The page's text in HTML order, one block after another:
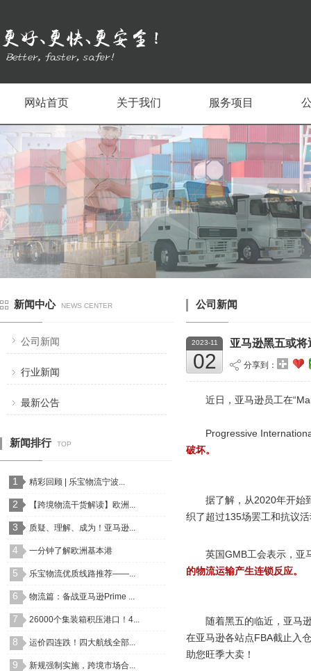
网站首页 关于我们 服务项目
新闻中心 NEWS CENTER
公司新闻
行业新闻
最新公告
新闻排行 TOP
1 精彩回顾 | 乐宝物流宁波...
2 【跨境物流干货解读】欧洲...
3 质疑、理解、成为！亚马逊...
4 一分钟了解欧洲基本港
5 乐宝物流优质线路推荐——...
6 物流篇：备战亚马逊Prime ...
7 26000个集装箱积压港口！4...
8 运价四连跌！四大航线全部...
9 新规强制实施，跨境市场合...
公司新闻
2023-11
02
亚马逊黑五或
分享到：
近日，亚马逊员工在
Progressive
破坏。
据了解，从2020年开始
织了超过135场罢工和抗议
英国GMB工会表示，亚
的物流运输产生连锁反应。
随着黑五的临近，亚马
在亚马逊各站点FBA截止入
助您旺季大卖！